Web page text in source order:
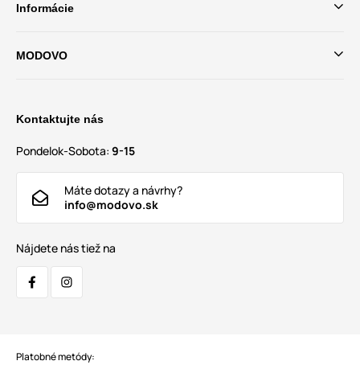
Informácie
MODOVO
Kontaktujte nás
Pondelok-Sobota: 9-15
Máte dotazy a návrhy?
info@modovo.sk
Nájdete nás tiež na
Platobné metódy: